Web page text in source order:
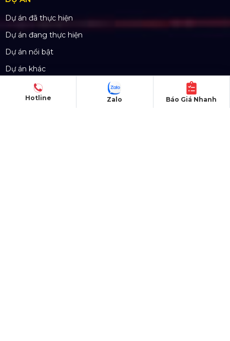
Dự án đã thực hiện
Dự án đang thực hiện
Dự án nổi bật
Dự án khác
Dự án đấu thầu
Hotline Báo Giá Nhanh
Zalo